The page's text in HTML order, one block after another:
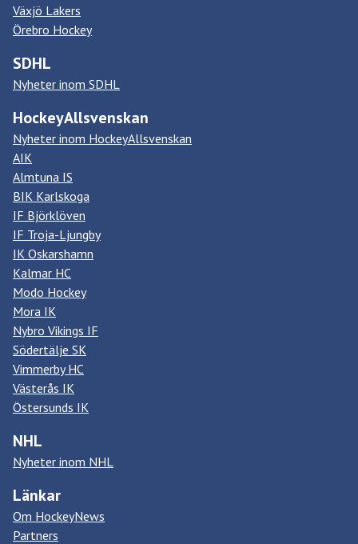
Växjö Lakers
Örebro Hockey
SDHL
Nyheter inom SDHL
HockeyAllsvenskan
Nyheter inom HockeyAllsvenskan
AIK
Almtuna IS
BIK Karlskoga
IF Björklöven
IF Troja-Ljungby
IK Oskarshamn
Kalmar HC
Modo Hockey
Mora IK
Nybro Vikings IF
Södertälje SK
Vimmerby HC
Västerås IK
Östersunds IK
NHL
Nyheter inom NHL
Länkar
Om HockeyNews
Partners